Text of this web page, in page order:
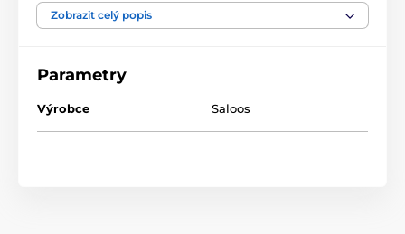
Nechat povrch těla volně dýchat, získat pevnou a
vláčnou pokožku, vitálnější a hladší vzhled? Nové Bio
esenciálními oleji dopřávají pokožce mimořádně
Zobrazit celý popis
Parametry
Výrobce Saloos